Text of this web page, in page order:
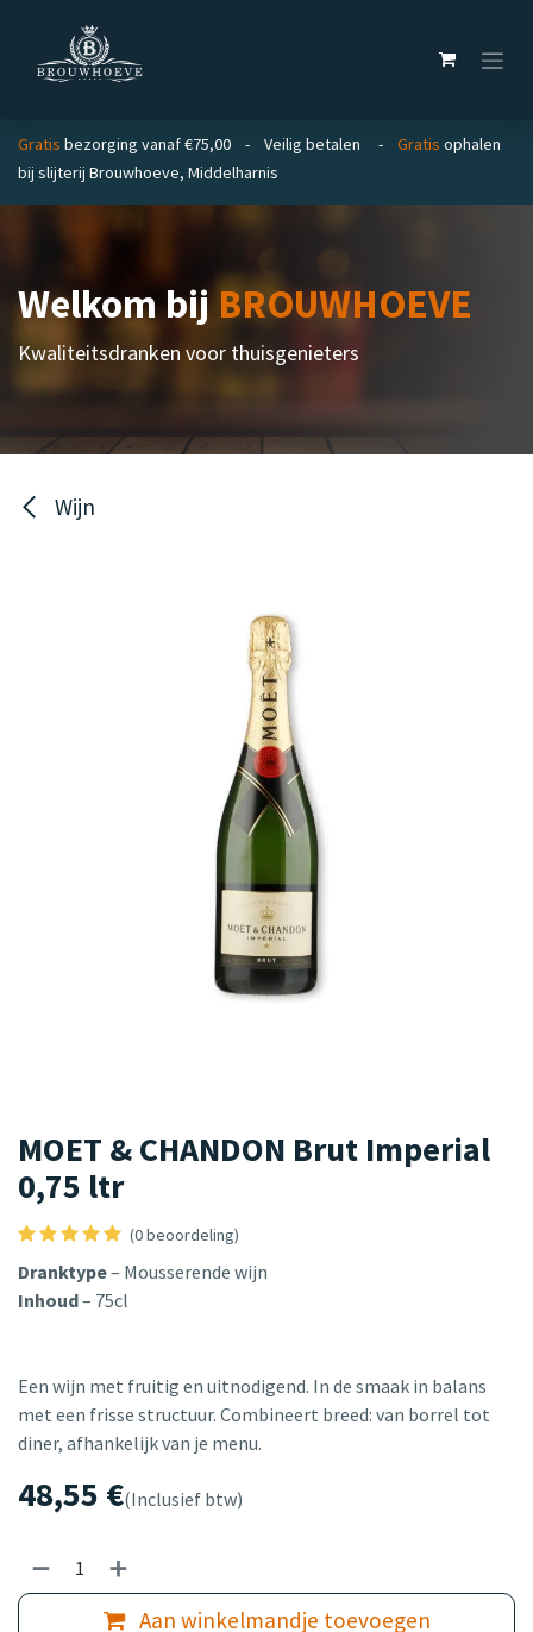
Gratis bezorging vanaf €75,00 - Veilig betalen - Gratis ophalen
bij slijterij Brouwhoeve, Middelharnis
Welkom bijBROUWHOEVE
Kwaliteitsdranken voor thuisgenieters
Wijn
MOET & CHANDON Brut Imperial
0,75 ltr
(0 beoordeling)
Dranktype– Mousserende wijn
Inhoud– 75cl
Een wijn met fruitig en uitnodigend. In de smaak in balans
met een frisse structuur. Combineert breed: van borrel tot
diner, afhankelijk van je menu.
48,55 €(Inclusief btw)
Aan winkelmandje toevoegen